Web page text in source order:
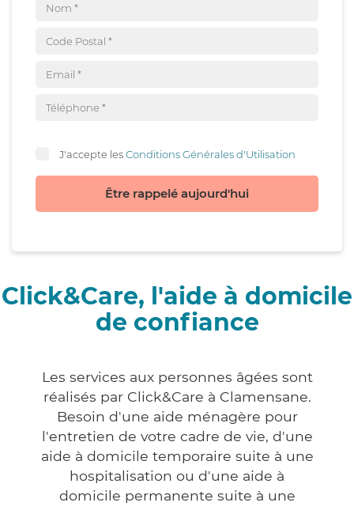
J'accepte lesConditions Générales d'Utilisation
Être rappelé aujourd'hui
Click&Care, l'aide à domicile
de confiance
Les services aux personnes âgées sont
réalisés par Click&Care à Clamensane.
Besoin d'une aide ménagère pour
l'entretien de votre cadre de vie, d'une
aide à domicile temporaire suite à une
hospitalisation ou d'une aide à
domicile permanente suite à une